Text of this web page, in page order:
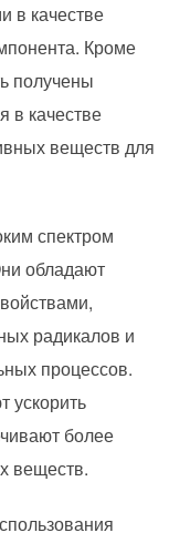
в качестве
Кроме
получены
в качестве
веществ для
спектром
обладают
радикалов и
процессов.
ускорить
более
веществ.